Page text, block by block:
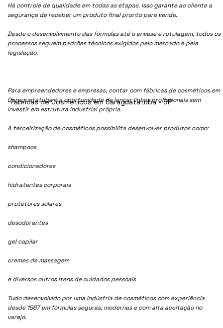
Há controle de qualidade em todas as etapas. Isso garante ao cliente a
segurança de receber um produto final pronto para venda.
Desde o desenvolvimento das fórmulas até o envase e rotulagem, todos os
processos seguem padrões técnicos exigidos pelo mercado e pela
legislação.
Para empreendedores e empresas, contar com fábricas de cosméticos em
Caraguatatuba é a oportunidade de lançar linhas profissionais sem
investir em estrutura industrial própria.
A terceirização de cosméticos possibilita desenvolver produtos como:
shampoos
condicionadores
hidratantes corporais
protetores solares
desodorantes
gel capilar
cremes de massagem
e diversos outros itens de cuidados pessoais
Tudo desenvolvido por uma indústria de cosméticos com experiência
desde 1967 em fórmulas seguras, modernas e com alta aceitação no
varejo.
Fábricas de Cosméticos em Caraguatatuba - SP